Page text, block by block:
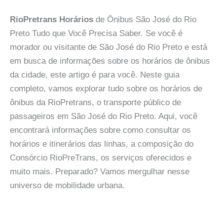
RioPretrans Horários de Ônibus São José do Rio
Preto Tudo que Você Precisa Saber. Se você é
morador ou visitante de São José do Rio Preto e está
em busca de informações sobre os horários de ônibus
da cidade, este artigo é para você. Neste guia
completo, vamos explorar tudo sobre os horários de
ônibus da RioPretrans, o transporte público de
passageiros em São José do Rio Preto. Aqui, você
encontrará informações sobre como consultar os
horários e itinerários das linhas, a composição do
Consórcio RioPreTrans, os serviços oferecidos e
muito mais. Preparado? Vamos mergulhar nesse
universo de mobilidade urbana.